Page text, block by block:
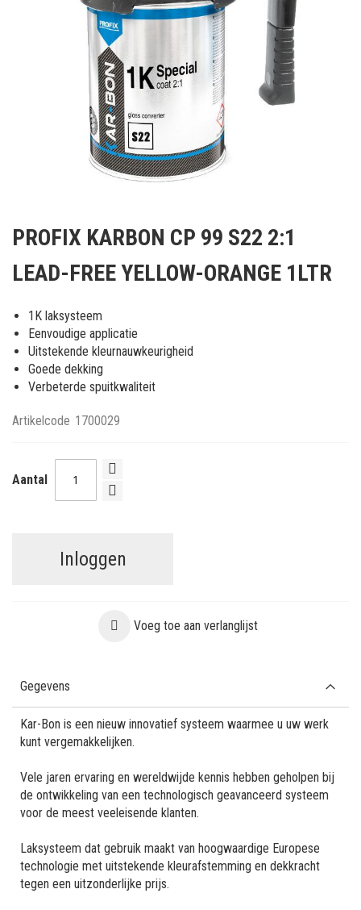
het
van
afbeeldingen-
gallerij
PROFIX KARBON CP 99 S22 2:1
LEAD-FREE YELLOW-ORANGE 1LTR
1K laksysteem
Eenvoudige applicatie
Uitstekende kleurnauwkeurigheid
Goede dekking
Verbeterde spuitkwaliteit
Artikelcode 1700029
Aantal
Inloggen
Voeg toe aan verlanglijst
Gegevens
Kar-Bon is een nieuw innovatief systeem waarmee u uw werk
kunt vergemakkelijken.
Vele jaren ervaring en wereldwijde kennis hebben geholpen bij
de ontwikkeling van een technologisch geavanceerd systeem
voor de meest veeleisende klanten.
Laksysteem dat gebruik maakt van hoogwaardige Europese
technologie met uitstekende kleurafstemming en dekkracht
tegen een uitzonderlijke prijs.